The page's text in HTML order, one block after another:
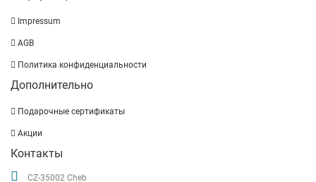
Impressum
AGB
Политика конфиденциальности
Дополнительно
Подарочные сертификаты
Акции
Контакты
CZ-35002 Cheb